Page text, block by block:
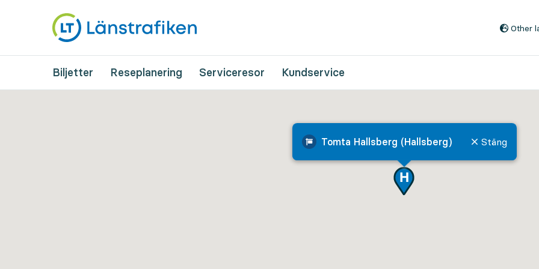
Other
Biljetter Reseplanering Serviceresor Kundservice
Tomta Hallsberg (Hallsberg) Stäng